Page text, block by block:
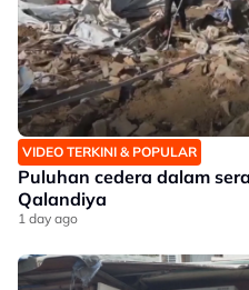
VIDEO TERKINI & POPULAR
Puluhan cedera dalam
Qalandiya
1 day ago